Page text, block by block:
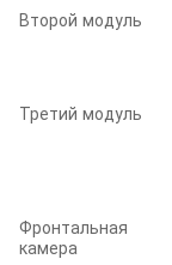
Второй модуль
Третий модуль
Фронтальная
камера